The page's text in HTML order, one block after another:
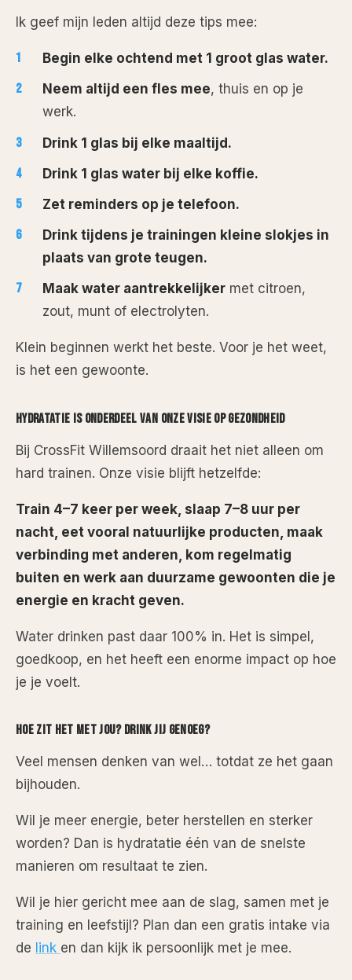
Ik geef mijn leden altijd deze tips mee:
Begin elke ochtend met 1 groot glas water.
Neem altijd een fles mee, thuis en op je
werk.
Drink 1 glas bij elke maaltijd.
Drink 1 glas water bij elke koffie.
Zet reminders op je telefoon.
Drink tijdens je trainingen kleine slokjes in
plaats van grote teugen.
Maak water aantrekkelijker met citroen,
zout, munt of electrolyten.
Klein beginnen werkt het beste. Voor je het weet,
is het een gewoonte.
HYDRATATIE IS ONDERDEEL VAN ONZE VISIE OP GEZONDHEID
Bij CrossFit Willemsoord draait het niet alleen om
hard trainen. Onze visie blijft hetzelfde:
Train 4–7 keer per week, slaap 7–8 uur per
nacht, eet vooral natuurlijke producten, maak
verbinding met anderen, kom regelmatig
buiten en werk aan duurzame gewoonten die je
energie en kracht geven.
Water drinken past daar 100% in. Het is simpel,
goedkoop, en het heeft een enorme impact op hoe
je je voelt.
HOE ZIT HET MET JOU? DRINK JIJ GENOEG?
Veel mensen denken van wel… totdat ze het gaan
bijhouden.
Wil je meer energie, beter herstellen en sterker
worden? Dan is hydratatie één van de snelste
manieren om resultaat te zien.
Wil je hier gericht mee aan de slag, samen met je
training en leefstijl? Plan dan een gratis intake via
de link en dan kijk ik persoonlijk met je mee.